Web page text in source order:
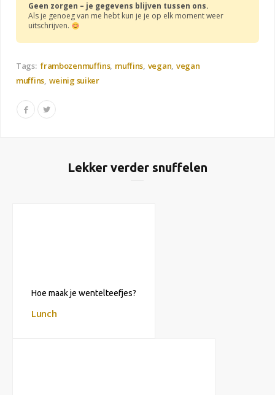
Geen zorgen – je gegevens blijven tussen ons.
Als je genoeg van me hebt kun je je op elk moment weer
uitschrijven.
Tags: frambozenmuffins muffins vegan vegan
muffins weinig suiker
Lekker verder snuffelen
Hoe maak je wentelteefjes?
Lunch